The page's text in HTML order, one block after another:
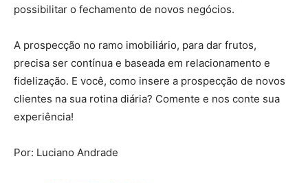
possibilitar o fechamento de novos negócios.
A prospecção no ramo imobiliário, para dar frutos,
precisa ser contínua e baseada em relacionamento e
fidelização. E você, como insere a prospecção de novos
clientes na sua rotina diária? Comente e nos conte sua
experiência!
Por: Luciano Andrade